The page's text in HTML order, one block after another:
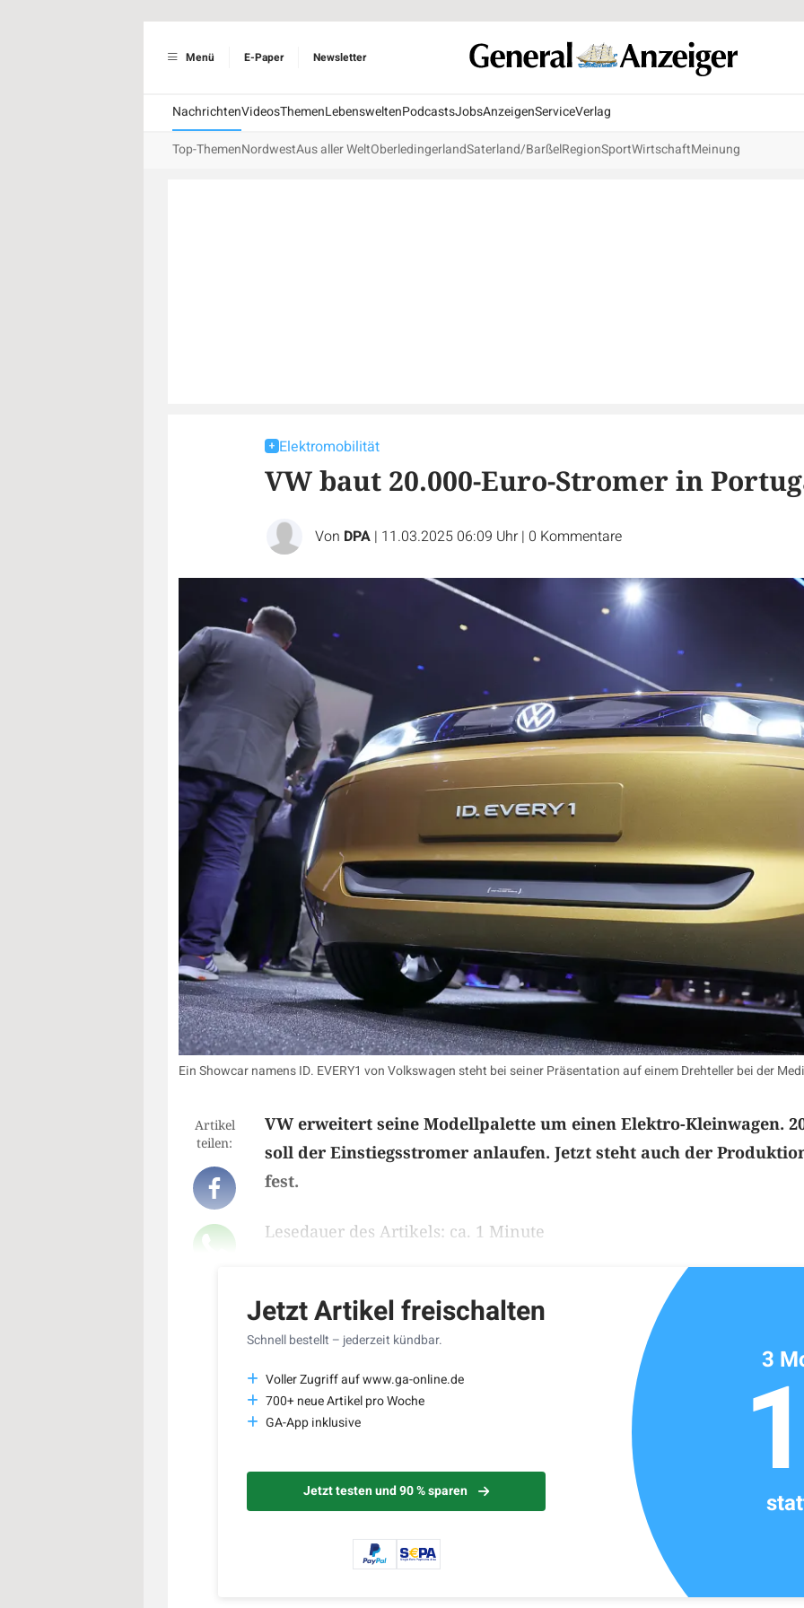
Menü E-Paper Newsletter
NachrichtenVideosThemenLebensweltenPodcastsJobsAnzeigenServiceVerlag
Top-ThemenNordwestAus aller WeltOberledingerlandSaterland/BarßelRegionSportWirtschaftMeinung
Elektromobilität
VW baut 20.000-Euro-Stromer in
Von DPA | 11.03.2025 06:09 Uhr | 0 Kommentare
Ein Showcar namens ID. EVERY1 von Volkswagen steht bei seiner Präsentation auf einem Drehteller bei der
Artikel
teilen:
VW erweitert seine Modellpalette um einen Elektro-Kleinwagen.
soll der Einstiegsstromer anlaufen. Jetzt steht auch der
fest.
Lesedauer des Artikels: ca. 1 Minute
Jetzt Artikel freischalten
Schnell bestellt – jederzeit kündbar.
Voller Zugriff auf www.ga-online.de
700+ neue Artikel pro Woche
GA-App inklusive
Jetzt testen und 90 % sparen
3